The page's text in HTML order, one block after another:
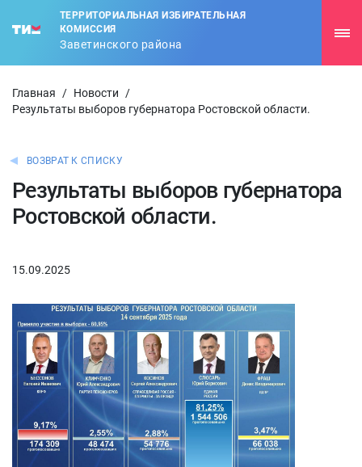
ТЕРРИТОРИАЛЬНАЯ ИЗБИРАТЕЛЬНАЯ
КОМИССИЯ
Заветинского района
Главная / Новости
/
Результаты выборов губернатора Ростовской области.
ВОЗВРАТ К СПИСКУ
Результаты выборов губернатора
Ростовской области.
15.09.2025